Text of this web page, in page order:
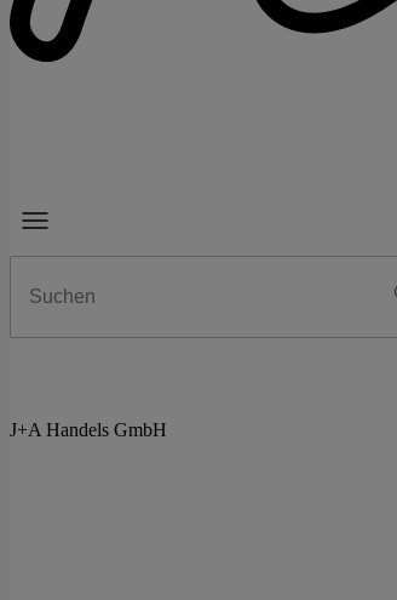
J+A Handels GmbH